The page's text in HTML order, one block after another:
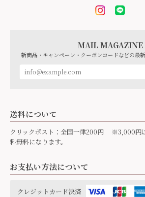
MAIL MAGAZINE
新商品・キャンペーン・クーポンコードなどの最
送料について
クリックポスト：全国一律200円 ※3,000円
料無料になります。
お支払い方法について
クレジットカード決済